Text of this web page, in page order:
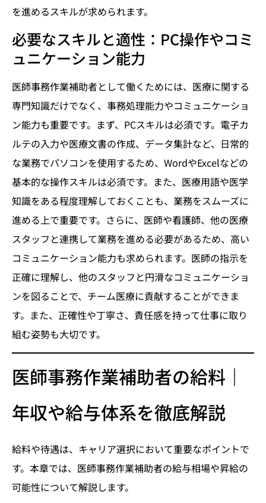
を進めるスキルが求められます。
必要なスキルと適性：PC操作やコミ
ュニケーション能力
医師事務作業補助者として働くためには、医療に関する
専門知識だけでなく、事務処理能力やコミュニケーショ
ン能力も重要です。まず、PCスキルは必須です。電子カ
ルテの入力や医療文書の作成、データ集計など、日常的
な業務でパソコンを使用するため、WordやExcelなどの
基本的な操作スキルは必須です。また、医療用語や医学
知識をある程度理解しておくことも、業務をスムーズに
進める上で重要です。さらに、医師や看護師、他の医療
スタッフと連携して業務を進める必要があるため、高い
コミュニケーション能力も求められます。医師の指示を
正確に理解し、他のスタッフと円滑なコミュニケーショ
ンを図ることで、チーム医療に貢献することができま
す。また、正確性や丁寧さ、責任感を持って仕事に取り
組む姿勢も大切です。
医師事務作業補助者の給料｜
年収や給与体系を徹底解説
給料や待遇は、キャリア選択において重要なポイントで
す。本章では、医師事務作業補助者の給与相場や昇給の
可能性について解説します。